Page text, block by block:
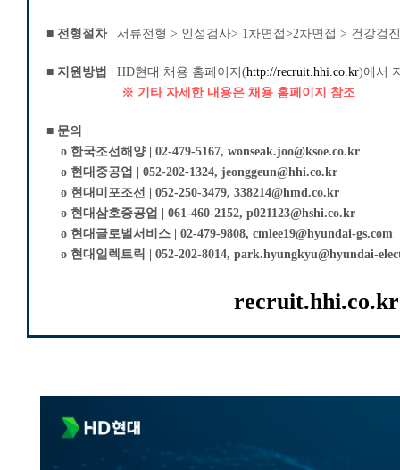
■ 전형절차 | 서류전형 > 인성검사> 1차면접>2차면접 > 건강검진
■ 지원방법 | HD현대 채용 홈페이지(http://recruit.hhi.co.kr)에서
※ 기타 자세한 내용은 채용 홈페이지 참조
■ 문의 |
o 한국조선해양 | 02-479-5167, wonseak.joo@ksoe.co.kr
o 현대중공업 | 052-202-1324, jeonggeun@hhi.co.kr
o 현대미포조선 | 052-250-3479, 338214@hmd.co.kr
o 현대삼호중공업 | 061-460-2152, p021123@hshi.co.kr
o 현대글로벌서비스 | 02-479-9808, cmlee19@hyundai-gs.com
o 현대일렉트릭 | 052-202-8014, park.hyungkyu@hyundai-
recruit.hhi.co.kr